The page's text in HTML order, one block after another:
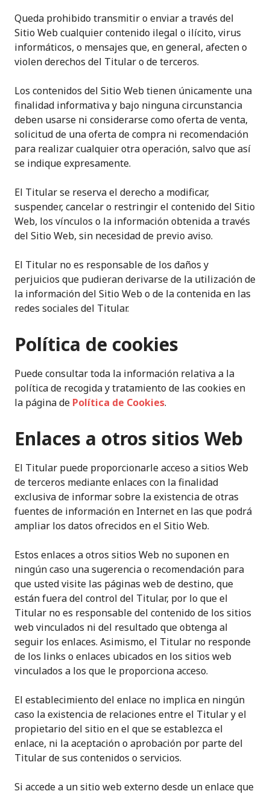
Queda prohibido transmitir o enviar a través del
Sitio Web cualquier contenido ilegal o ilícito, virus
informáticos, o mensajes que, en general, afecten o
violen derechos del Titular o de terceros.
Los contenidos del Sitio Web tienen únicamente una
finalidad informativa y bajo ninguna circunstancia
deben usarse ni considerarse como oferta de venta,
solicitud de una oferta de compra ni recomendación
para realizar cualquier otra operación, salvo que así
se indique expresamente.
El Titular se reserva el derecho a modificar,
suspender, cancelar o restringir el contenido del Sitio
Web, los vínculos o la información obtenida a través
del Sitio Web, sin necesidad de previo aviso.
El Titular no es responsable de los daños y
perjuicios que pudieran derivarse de la utilización de
la información del Sitio Web o de la contenida en las
redes sociales del Titular.
Política de cookies
Puede consultar toda la información relativa a la
política de recogida y tratamiento de las cookies en
la página de Política de Cookies.
Enlaces a otros sitios Web
El Titular puede proporcionarle acceso a sitios Web
de terceros mediante enlaces con la finalidad
exclusiva de informar sobre la existencia de otras
fuentes de información en Internet en las que podrá
ampliar los datos ofrecidos en el Sitio Web.
Estos enlaces a otros sitios Web no suponen en
ningún caso una sugerencia o recomendación para
que usted visite las páginas web de destino, que
están fuera del control del Titular, por lo que el
Titular no es responsable del contenido de los sitios
web vinculados ni del resultado que obtenga al
seguir los enlaces. Asimismo, el Titular no responde
de los links o enlaces ubicados en los sitios web
vinculados a los que le proporciona acceso.
El establecimiento del enlace no implica en ningún
caso la existencia de relaciones entre el Titular y el
propietario del sitio en el que se establezca el
enlace, ni la aceptación o aprobación por parte del
Titular de sus contenidos o servicios.
Si accede a un sitio web externo desde un enlace que